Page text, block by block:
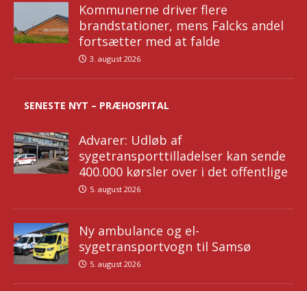
Kommunerne driver flere
brandstationer, mens Falcks andel
fortsætter med at falde
3. august 2026
SENESTE NYT – PRÆHOSPITAL
Advarer: Udløb af
sygetransporttilladelser kan sende
400.000 kørsler over i det offentlige
5. august 2026
Ny ambulance og el-
sygetransportvogn til Samsø
5. august 2026